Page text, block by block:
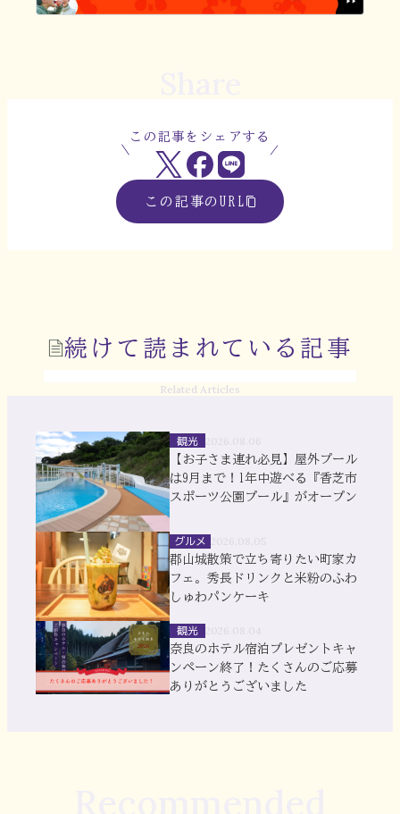
この記事をシェアする
この記事のURL
続けて読まれている記事
Related Articles
観光
【お子さま連れ必見】屋外プール
は9月まで！1年中遊べる『香芝市
スポーツ公園プール』がオープン
グルメ
郡山城散策で立ち寄りたい町家カ
フェ。秀長ドリンクと米粉のふわ
しゅわパンケーキ
観光
奈良のホテル宿泊プレゼントキャ
ンペーン終了！たくさんのご応募
ありがとうございました